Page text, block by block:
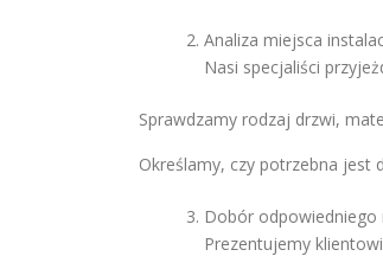
Analiza miejsca
Nasi specjaliści
Sprawdzamy rodzaj drzwi,
Określamy, czy potrzebna jest
Dobór odpowiedniego
Prezentujemy